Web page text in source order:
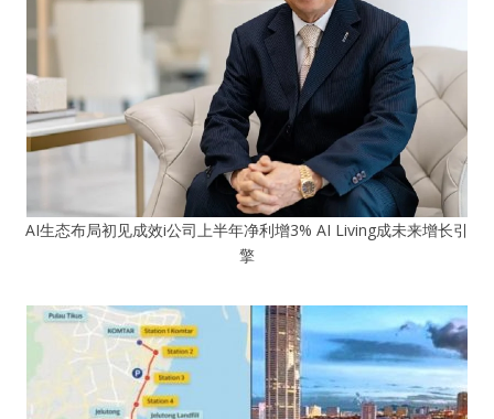
AI生态布局初见成效i公司上半年净利增3% AI Living成未来增长引
擎